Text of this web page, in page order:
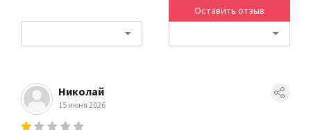
Оставить отзыв
Николай
15 июня 2026